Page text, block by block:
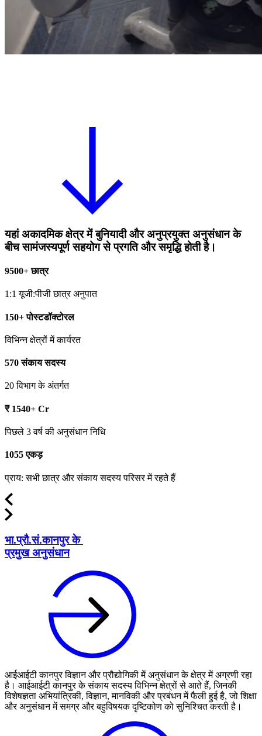
यहां अकादमिक क्षेत्र में बुनियादी और अनुप्रयुक्त अनुसंधान के
बीच सामंजस्यपूर्ण सहयोग से प्रगति और समृद्धि होती है।
9500+ छात्र
1:1 यूजी:पीजी छात्र अनुपात
150+ पोस्टडॉक्टोरल
विभिन्न क्षेत्रों में कार्यरत
570 संकाय सदस्य
20 विभाग के अंतर्गत
₹ 1540+ Cr
पिछले 3 वर्ष की अनुसंधान निधि
1055 एकड़
प्राय: सभी छात्र और संकाय सदस्य परिसर में रहते हैं
भा.प्रौ.सं.कानपुर के
प्रमुख अनुसंधान
आईआईटी कानपुर विज्ञान और प्रौद्योगिकी में अनुसंधान के क्षेत्र में अग्रणी रहा
है। आईआईटी कानपुर के संकाय सदस्य विभिन्न क्षेत्रों से आते हैं, जिनकी
विशेषज्ञता अभियांत्रिकी, विज्ञान, मानविकी और प्रबंधन में फैली हुई है, जो शिक्षा
और अनुसंधान में समग्र और बहुविषयक दृष्टिकोण को सुनिश्चित करती है।